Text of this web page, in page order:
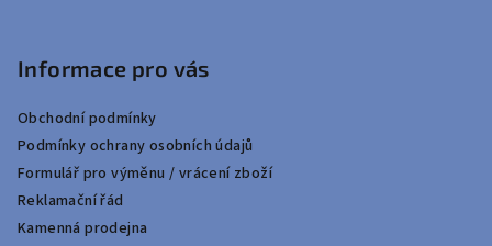
Informace pro vás
Obchodní podmínky
Podmínky ochrany osobních údajů
Formulář pro výměnu / vrácení zboží
Reklamační řád
Kamenná prodejna